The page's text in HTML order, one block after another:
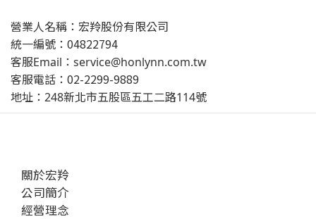
營業人名稱：宏羚股份有限公司
統一編號 ：04822794
客服Email：service@honlynn.com.tw
客服電話：02-2299-9889
地址：248新北市五股區五工二路114號
關於宏羚
公司簡介
經營理念